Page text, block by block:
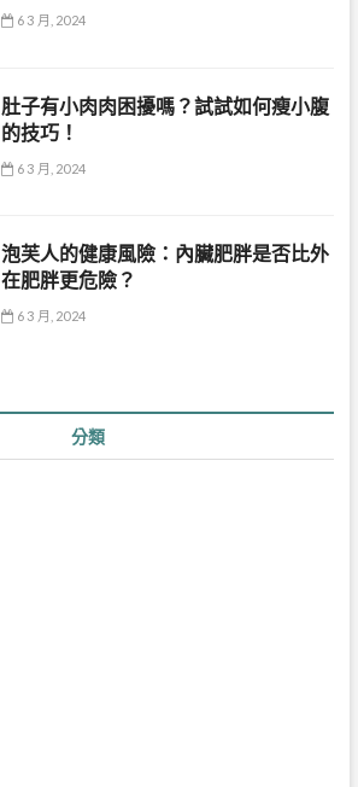
6 3 月, 2024
肚子有小肉肉困擾嗎？試試如何瘦小腹
的技巧！
6 3 月, 2024
泡芙人的健康風險：內臟肥胖是否比外
在肥胖更危險？
6 3 月, 2024
分類